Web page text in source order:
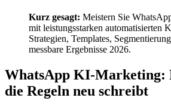
Kurz gesagt: Meistern Sie
mit leistungsstarken automatisierten
Strategien, Templates,
messbare Ergebnisse 2026.
WhatsApp KI-Marketing:
die Regeln neu schreibt